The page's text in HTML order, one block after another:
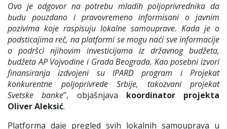
Ovo je odgovor na potrebu mladih poljoprivrednika da
budu pouzdano i pravovremeno informisani o javnim
pozivima koje raspisuju lokalne samouprave. Kada je o
podsticajima reč, na platformi se mogu naći sve informacije
o podršci njihovim investicijama iz državnog budžeta,
budžeta AP Vojvodine i Grada Beograda. Kao posebni izvori
finansiranja izdvojeni su IPARD program i Projekat
konkurentne poljoprivrede Srbije, takozvani projekat
Svetske banke”, objašnjava koordinator projekta
Oliver Aleksić.
Platforma daje pregled svih lokalnih samouprava u